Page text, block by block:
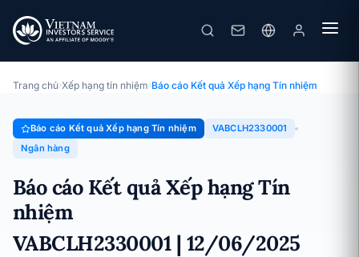
Báo cáo Kết quả Xếp hạng Tín nhiệm · Ngân hàng TMCP Việt Á ·
12/06/2025
Trang chủ›Xếp hạng tín nhiệm›Báo cáo Kết quả Xếp hạng Tín nhiệm
Báo cáo Kết quả Xếp hạng Tín nhiệm
VABCLH2330001
Ngân hàng
Báo cáo Kết quả Xếp hạng Tín
nhiệm
VABCLH2330001 | 12/06/2025